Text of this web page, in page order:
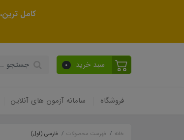
کامل
سبد خرید 0
فروشگاه سامانه آزمون های آنلاین
خانه فهرست محصولات فارسی (اول)